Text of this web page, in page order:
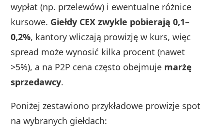
wypłat (np. przelewów) i ewentualne różnice
kursowe. Giełdy CEX zwykle pobierają 0,1–
0,2%, kantory wliczają prowizję w kurs, więc
spread może wynosić kilka procent (nawet
>5%), a na P2P cena często obejmuje marżę
sprzedawcy.
Poniżej zestawiono przykładowe prowizje spot
na wybranych giełdach: